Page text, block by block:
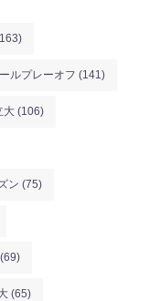
ルプレーオフ (141)
大 (106)
ン (75)
(69)
(65)